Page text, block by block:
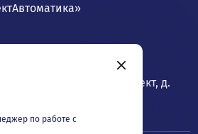
Рязанский проспект, д.
по работе с